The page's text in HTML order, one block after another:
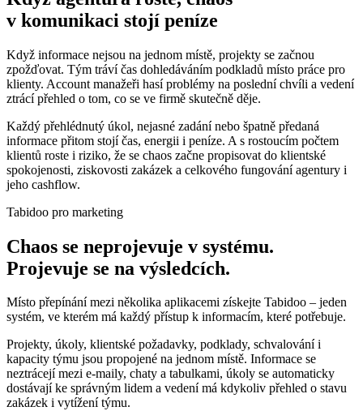
v komunikaci stojí peníze
Když informace nejsou na jednom místě, projekty se začnou
zpožďovat. Tým tráví čas dohledáváním podkladů místo práce pro
klienty. Account manažeři hasí problémy na poslední chvíli a vedení
ztrácí přehled o tom, co se ve firmě skutečně děje.
Každý přehlédnutý úkol, nejasné zadání nebo špatně předaná
informace přitom stojí čas, energii i peníze. A s rostoucím počtem
klientů roste i riziko, že se chaos začne propisovat do klientské
spokojenosti, ziskovosti zakázek a celkového fungování agentury i
jeho cashflow.
Tabidoo pro marketing
Chaos se neprojevuje v systému.
Projevuje se na výsledcích.
Místo přepínání mezi několika aplikacemi získejte Tabidoo – jeden
systém, ve kterém má každý přístup k informacím, které potřebuje.
Projekty, úkoly, klientské požadavky, podklady, schvalování i
kapacity týmu jsou propojené na jednom místě. Informace se
neztrácejí mezi e-maily, chaty a tabulkami, úkoly se automaticky
dostávají ke správným lidem a vedení má kdykoliv přehled o stavu
zakázek i vytížení týmu.